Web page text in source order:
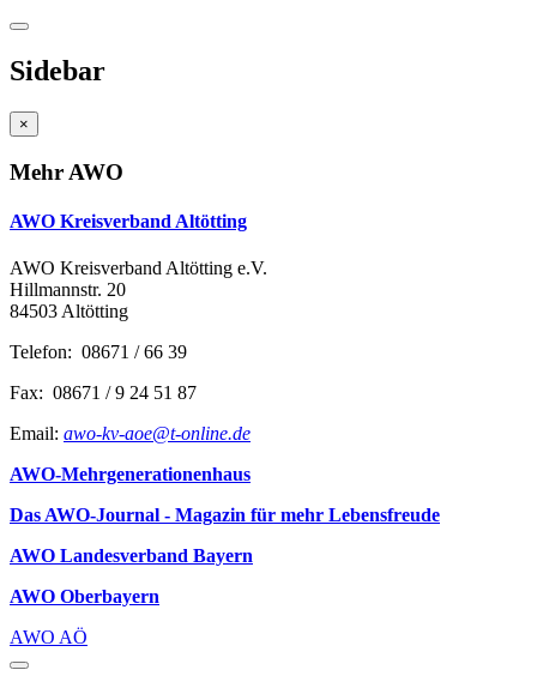
Sidebar
×
Mehr AWO
AWO Kreisverband Altötting
AWO Kreisverband Altötting e.V.
Hillmannstr. 20
84503 Altötting
Telefon: 08671 / 66 39
Fax: 08671 / 9 24 51 87
Email: awo-kv-aoe@t-online.de
AWO-Mehrgenerationenhaus
Das AWO-Journal - Magazin für mehr Lebensfreude
AWO Landesverband Bayern
AWO Oberbayern
AWO AÖ